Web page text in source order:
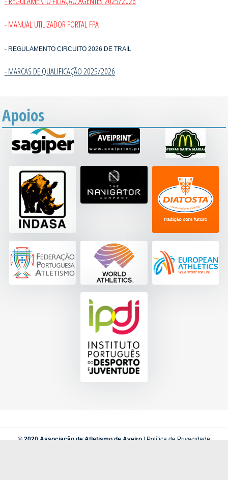
- MANUAL UTILIZADOR PORTAL FPA
- REGULAMENTO CIRCUITO 2026 DE TRAIL
- MARCAS DE QUALIFICAÇÃO 2025/2026
Apoios
© 2020 Associação de Atletismo de Aveiro | Política de Privacidade